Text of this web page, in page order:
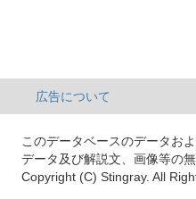
広告について
このデータベースのデータお
データ及び解説文、画像等の
Copyright (C) Stingray. All